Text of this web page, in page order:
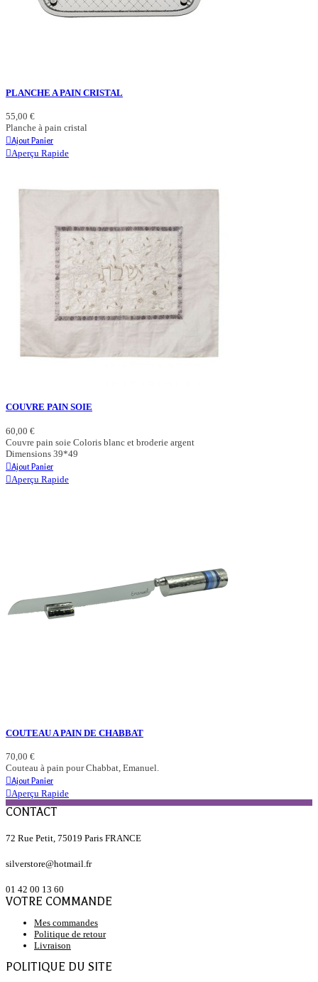
PLANCHE A PAIN CRISTAL
55,00 €
Planche à pain cristal
Ajout Panier
Aperçu Rapide
COUVRE PAIN SOIE
60,00 €
Couvre pain soie Coloris blanc et broderie argent
Dimensions 39*49
Ajout Panier
Aperçu Rapide
COUTEAU A PAIN DE CHABBAT
70,00 €
Couteau à pain pour Chabbat, Emanuel.
Ajout Panier
Aperçu Rapide
CONTACT
72 Rue Petit, 75019 Paris FRANCE
silverstore@hotmail.fr
01 42 00 13 60
VOTRE COMMANDE
Mes commandes
Politique de retour
Livraison
POLITIQUE DU SITE